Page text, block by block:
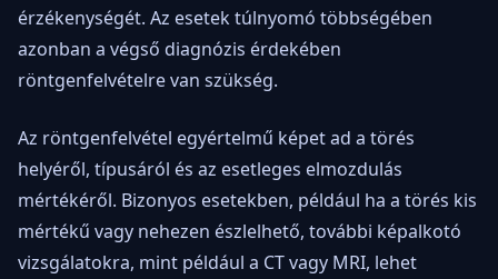
érzékenységét. Az esetek túlnyomó többségében
azonban a végső diagnózis érdekében
röntgenfelvételre van szükség.
Az röntgenfelvétel egyértelmű képet ad a törés
helyéről, típusáról és az esetleges elmozdulás
mértékéről. Bizonyos esetekben, például ha a törés kis
mértékű vagy nehezen észlelhető, további képalkotó
vizsgálatokra, mint például a CT vagy MRI, lehet